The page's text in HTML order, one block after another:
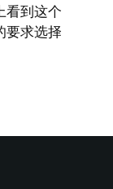
看到这个
要求选择